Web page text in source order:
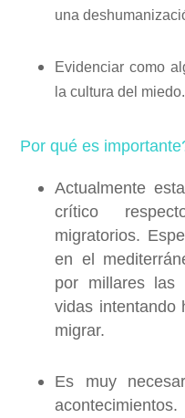
una
Evidenciar como
la cultura del miedo.
Por qué es
Actualmente
crítico
migratorios.
en el
por millares las
vidas intentando
migrar.
Es muy